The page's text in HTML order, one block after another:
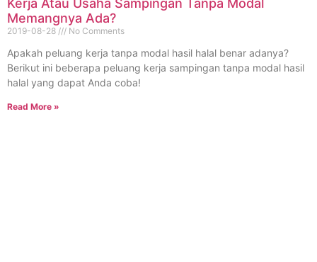
Kerja Atau Usaha Sampingan Tanpa Modal
Memangnya Ada?
2019-08-28 No Comments
Apakah peluang kerja tanpa modal hasil halal benar adanya?
Berikut ini beberapa peluang kerja sampingan tanpa modal hasil
halal yang dapat Anda coba!
Read More »